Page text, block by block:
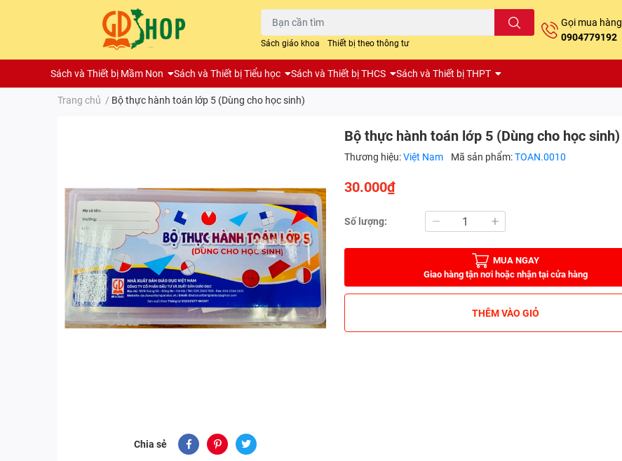
Sách giáo khoa Thiết bị theo thông tư
Gọi mua hàng
0904779192
Sách và Thiết bị Mầm Non Sách và Thiết bị Tiểu học Sách và Thiết bị THCS Sách và Thiết bị THPT
Trang chủ / Bộ thực hành toán lớp 5 (Dùng cho học sinh)
Chia sẻ
Bộ thực hành toán lớp 5 (Dùng cho học sinh)
Thương hiệu:Việt Nam Mã sản phẩm:TOAN.0010
30.000₫
Số lượng:
MUA NGAY
Giao hàng tận nơi hoặc nhận tại cửa hàng
THÊM VÀO GIỎ